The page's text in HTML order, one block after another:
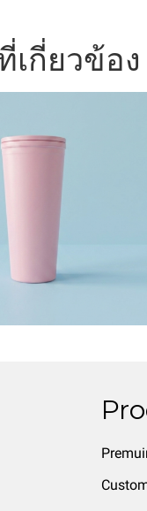
กี่ยวข้อง